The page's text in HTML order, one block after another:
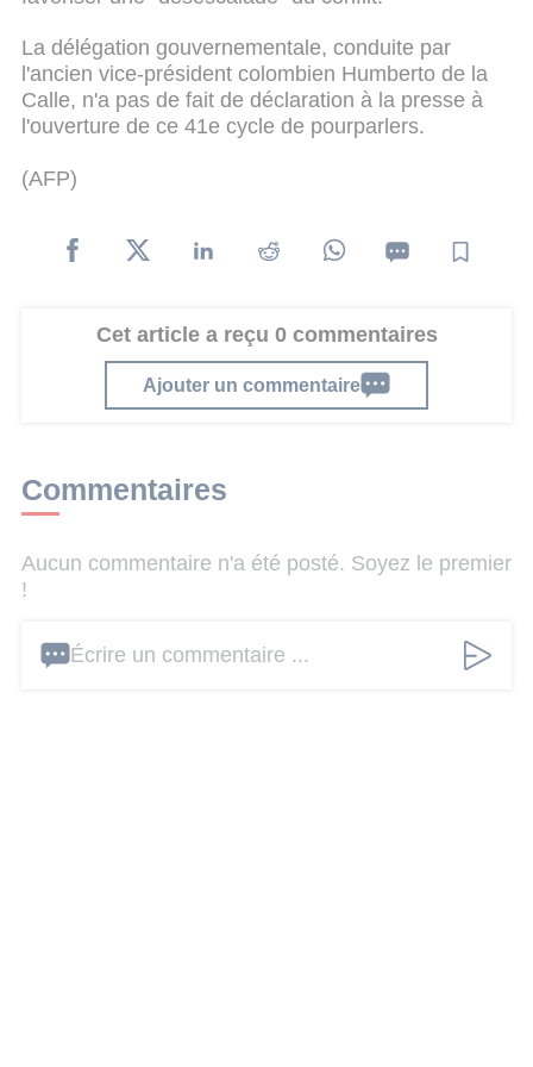
La délégation gouvernementale, conduite par
l'ancien vice-président colombien Humberto de la
Calle, n'a pas de fait de déclaration à la presse à
l'ouverture de ce 41e cycle de pourparlers.
(AFP)
Cet article a reçu 0 commentaires
Ajouter un commentaire
Commentaires
Aucun commentaire n'a été posté. Soyez le premier
!
Écrire un commentaire ...